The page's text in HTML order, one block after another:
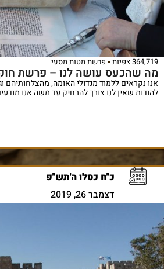
364,719 צפיות פרשת מטות מסעי
מה שהכעס עושה לנו – פרשת
אנו נקראים ללמוד מגדולי האומה, מהצלחותיהם
להודות שאין לנו צורך להרחיק עד משה אנו
כ"ח כסלו ה'תש"פ
דצמבר 26, 2019